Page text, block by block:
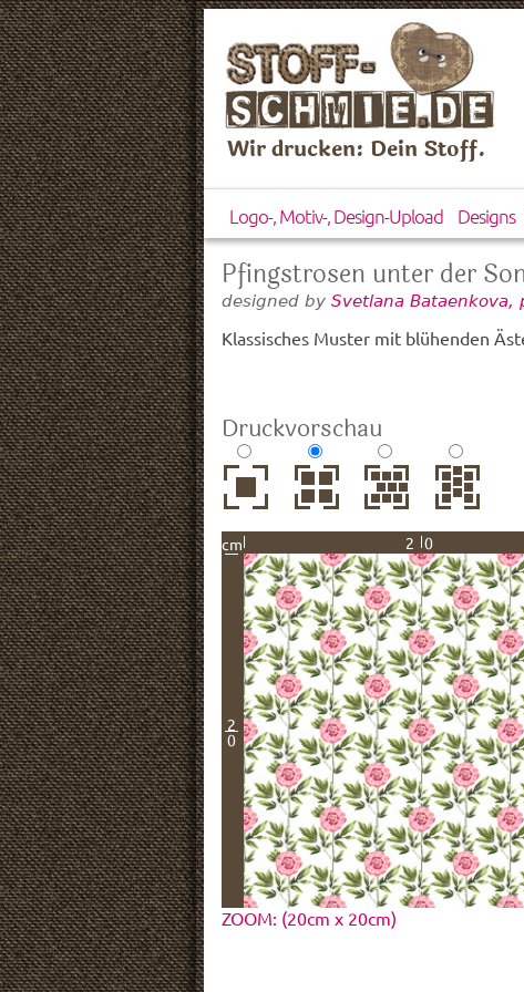
Wir drucken: Dein Stoff.
Logo-, Motiv-, Design-Upload Designs
Pfingstrosen unter der
designed by Svetlana Bataenkova,
Klassisches Muster mit blühenden
Druckvorschau
cm 20
2
0
ZOOM: (20cm x 20cm)